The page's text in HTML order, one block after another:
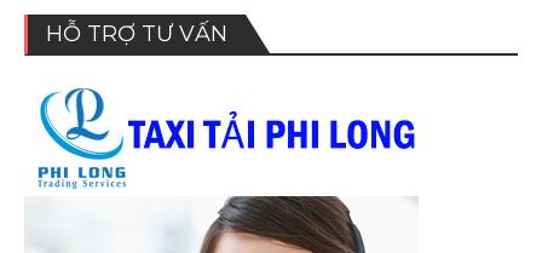
HỖ TRỢ TƯ VẤN